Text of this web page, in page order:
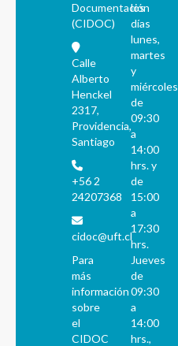
Documentación
(CIDOC)
Calle
Alberto
Henckel
2317,
Providencia,
Santiago
+56 2
24207368
cidoc@uft.cl
Para
más
información
sobre
el
CIDOC
los
días
lunes,
martes
y
miércoles
de
09:30
a
14:00
hrs. y
de
15:00
a
17:30
hrs.
Jueves
de
09:30
a
14:00
hrs.,